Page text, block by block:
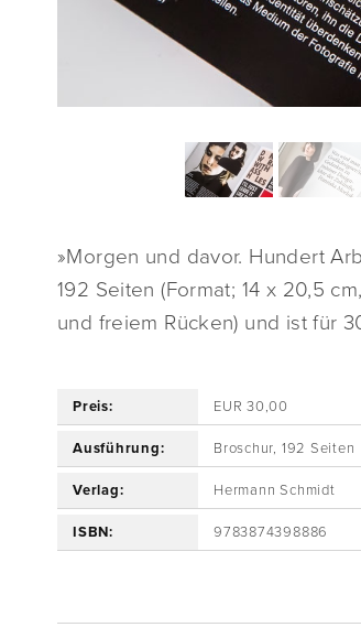
»Morgen und davor. Hundert
192 Seiten (Format; 14 x 20,5
und freiem Rücken) und ist für
Preis: EUR 30,00
Ausführung: Broschur, 192 Seiten
Verlag: Hermann Schmidt
ISBN: 9783874398886